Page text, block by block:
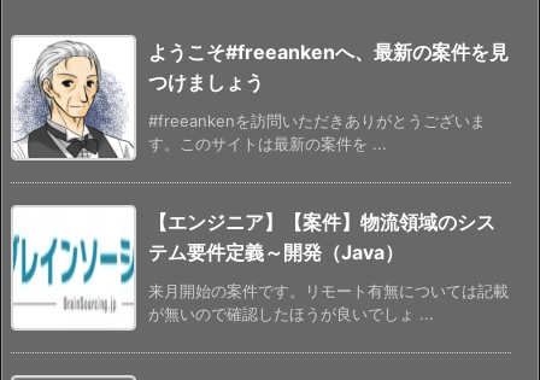
ようこそ#freeankenへ、最新の案件を見
つけましょう
#freeankenを訪問いただきありがとうございま
す。このサイトは最新の案件を ...
【エンジニア】【案件】物流領域のシス
テム要件定義～開発（Java）
来月開始の案件です。リモート有無については記載
が無いので確認したほうが良いでしょ ...